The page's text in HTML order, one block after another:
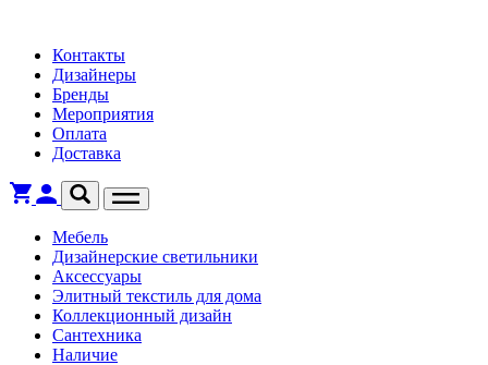
Контакты
Дизайнеры
Бренды
Мероприятия
Оплата
Доставка
Мебель
Дизайнерские светильники
Аксессуары
Элитный текстиль для дома
Коллекционный дизайн
Сантехника
Наличие